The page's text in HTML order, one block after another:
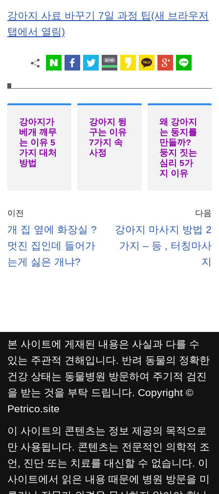
강아지 사료 바꾸기 7일 과정 팁(새 브라우저
탭에서 열림)
강아지가
베개 깨무
는 이유 5
가지 대처
방법
강아지 뒹
구는 이유
7가지 속
사정
왜 강아지
는 둥지를
만들까?
둥지 짓는
심리 5가
지 이유
이전
개 집 옆에 화장실 ?
멋진 집인데 들어가
는게 싫은 개냐?
다음
강아지 마사지 방법 2
가지 – 등 , 터칭마사
지
본 사이트에 게재된 내용은 사실과 다를 수
있는 주관적 견해입니다. 반려 동물의 정확한
건강 상태는 동물병원 방문하여 주기적 검진
을 받는 것을 부탁 드립니다. Copyright ©
Petrico.site
이 사이트의 콘텐츠는 정보 제공의 목적으로
만 사용됩니다. 콘텐츠는 전문적인 의학적 조
언, 진단 또는 치료를 대신할 수 없습니다. 이
사이트에서 읽은 내용 때문에 병원 방문을 미